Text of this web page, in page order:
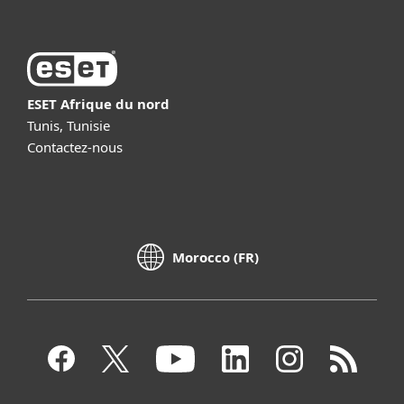
ESET Afrique du nord
Tunis, Tunisie
Contactez-nous
Morocco (FR)